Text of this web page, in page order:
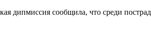
дипмиссия сообщила, что среди